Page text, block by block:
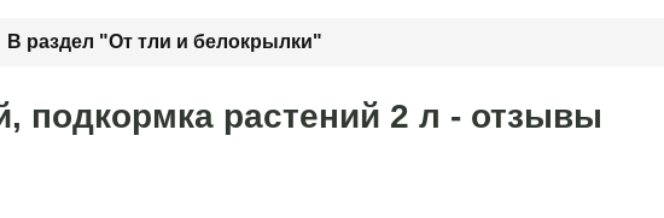
В раздел "От тли и белокрылки"
подкормка растений 2 л - отзывы